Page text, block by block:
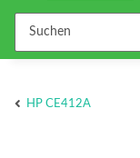
HP CE412A